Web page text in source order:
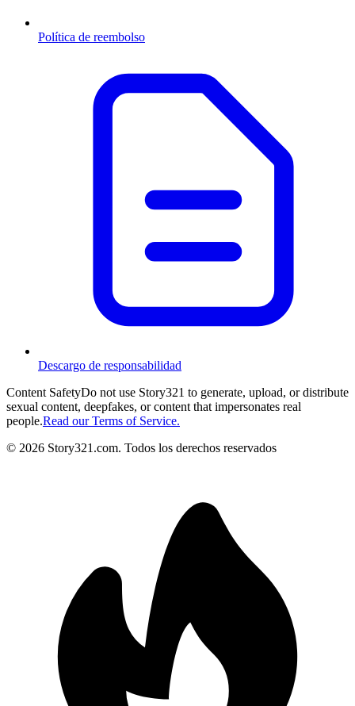
Política de reembolso
Descargo de responsabilidad
Content SafetyDo not use Story321 to generate, upload, or distribute
sexual content, deepfakes, or content that impersonates real
people.Read our Terms of Service.
© 2026 Story321.com. Todos los derechos reservados